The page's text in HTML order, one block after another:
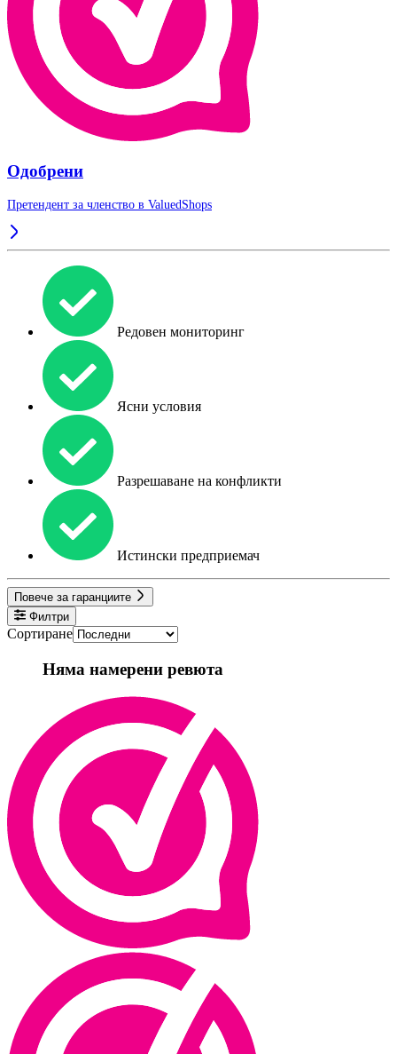
Одобрени
Претендент за членство в ValuedShops
Редовен мониторинг
Ясни условия
Разрешаване на конфликти
Истински предприемач
Повече за гаранциите
Филтри
Сортиране
Няма намерени ревюта